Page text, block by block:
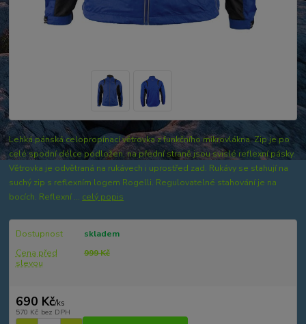
Lehká pánská celopropínací větrovka z funkčního mikrovlákna. Zip je po
celé spodní délce podložen, na přední straně jsou svislé reflexní pásky.
Větrovka je odvětraná na rukávech i uprostřed zad. Rukávy se stahují na
suchý zip s reflexním logem Rogelli. Regulovatelné stahování je na
bocích. Reflexní ... celý popis
Dostupnost
skladem
Cena před
slevou
999 Kč
690 Kč/ks
570 Kč bez DPH